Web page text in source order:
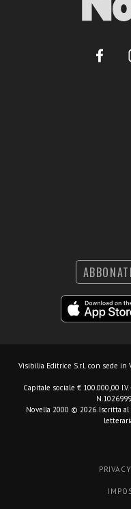
ABBONATI
Visibilia Editrice S.r.l. con sede in
Capitale sociale € 100.000,00
Novella 2000 © 2026. Iscritta